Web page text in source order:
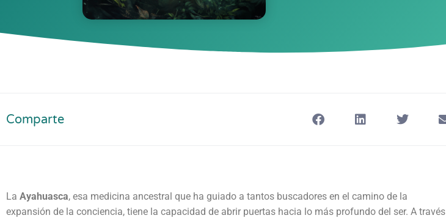
Comparte
La Ayahuasca, esa medicina ancestral que ha guiado a tantos buscadores en el camino de la
expansión de la conciencia, tiene la capacidad de abrir puertas hacia lo más profundo del ser. A través